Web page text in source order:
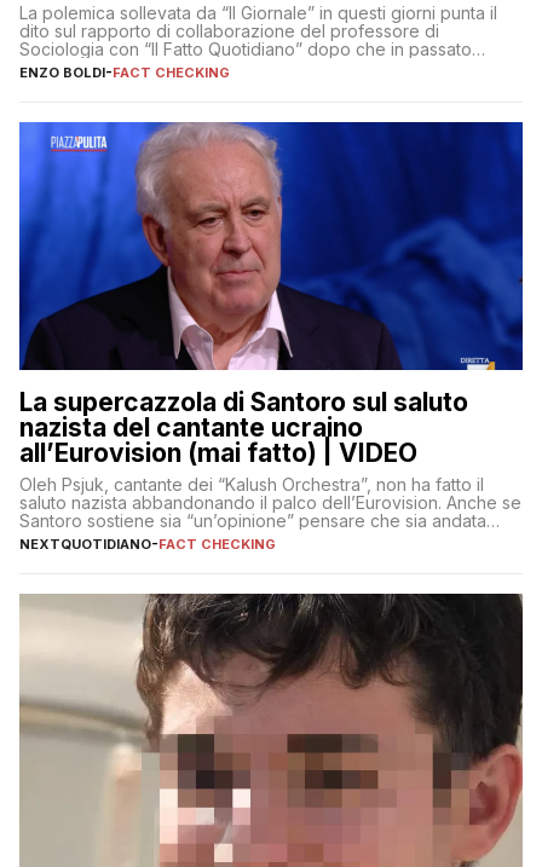
La polemica sollevata da “Il Giornale” in questi giorni punta il
dito sul rapporto di collaborazione del professore di
Sociologia con “Il Fatto Quotidiano” dopo che in passato
erano volati stracci
ENZO BOLDI-FACT CHECKING
La supercazzola di Santoro sul saluto
nazista del cantante ucraino
all’Eurovision (mai fatto) | VIDEO
Oleh Psjuk, cantante dei “Kalush Orchestra”, non ha fatto il
saluto nazista abbandonando il palco dell’Eurovision. Anche se
Santoro sostiene sia “un’opinione” pensare che sia andata
così
NEXTQUOTIDIANO-FACT CHECKING